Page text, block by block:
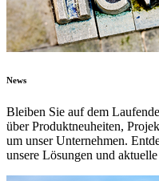
News
Bleiben Sie auf dem
über Produktneuheiten,
um unser Unternehmen.
unsere Lösungen und